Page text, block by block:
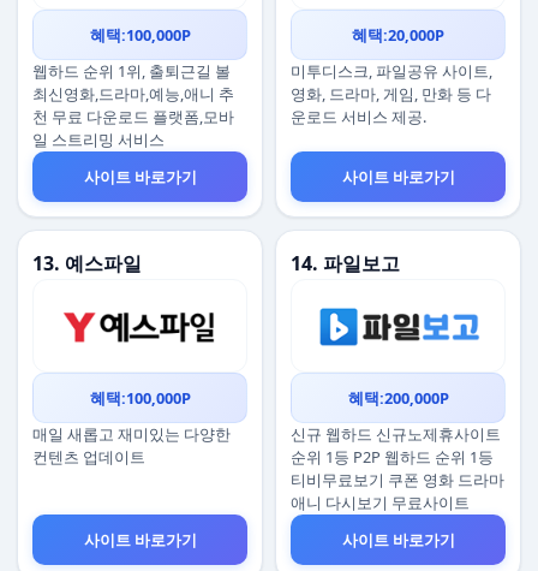
혜택:100,000P
웹하드 순위 1위, 출퇴근길 볼
최신영화,드라마,예능,애니 추
천 무료 다운로드 플랫폼,모바
일 스트리밍 서비스
사이트 바로가기
혜택:20,000P
미투디스크, 파일공유 사이트,
영화, 드라마, 게임, 만화 등 다
운로드 서비스 제공.
사이트 바로가기
13. 예스파일
혜택:100,000P
매일 새롭고 재미있는 다양한
컨텐츠 업데이트
사이트 바로가기
14. 파일보고
혜택:200,000P
신규 웹하드 신규노제휴사이트
순위 1등 P2P 웹하드 순위 1등
티비무료보기 쿠폰 영화 드라마
애니 다시보기 무료사이트
사이트 바로가기